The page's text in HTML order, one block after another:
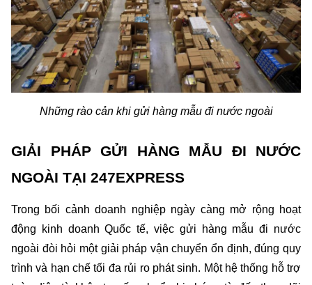
​​Những rào cản khi gửi hàng mẫu đi nước ngoài
GIẢI PHÁP GỬI HÀNG MẪU ĐI NƯỚC
NGOÀI TẠI 247EXPRESS
Trong bối cảnh doanh nghiệp ngày càng mở rộng hoạt
động kinh doanh Quốc tế, việc gửi hàng mẫu đi nước
ngoài đòi hỏi một giải pháp vận chuyển ổn định, đúng quy
trình và hạn chế tối đa rủi ro phát sinh. Một hệ thống hỗ trợ